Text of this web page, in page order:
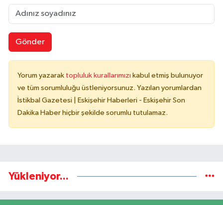
Gönder
Yorum yazarak topluluk kurallarımızı kabul etmiş bulunuyor
ve tüm sorumluluğu üstleniyorsunuz. Yazılan yorumlardan
İstikbal Gazetesi | Eskişehir Haberleri - Eskişehir Son
Dakika Haber hiçbir şekilde sorumlu tutulamaz.
Yükleniyor...